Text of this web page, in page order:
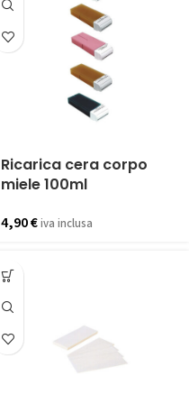
Ricarica cera corpo
miele 100ml
4,90€iva inclusa